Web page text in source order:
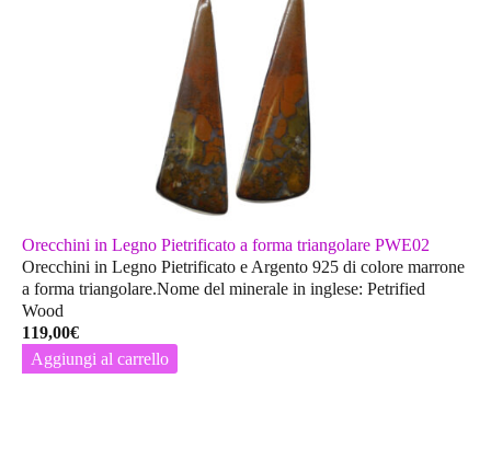
Orecchini in Legno Pietrificato a forma triangolare PWE02
Orecchini in Legno Pietrificato e Argento 925 di colore marrone
a forma triangolare.Nome del minerale in inglese: Petrified
Wood
119,00€
Aggiungi al carrello